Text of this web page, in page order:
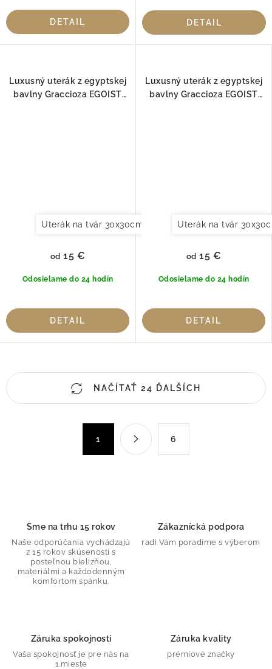
DETAIL DETAIL
Luxusný uterák z egyptskej
bavlny Graccioza EGOIST
Uterák na tvár 30x30cm Uterák pre hostí 30x50cm
Odosielame do 24 hodín
od 15 €
DETAIL
Luxusný uterák z egyptskej
bavlny Graccioza EGOIST
Uterák na tvár
Odosielame do 24 hodín
od 15 €
DETAIL
O
v
NAČÍTAŤ 24 ĎALŠÍCH
a
1 6
Sme na trhu 15 rokov
Naše odporúčania vychádzajú
z 15 rokov skúseností s
posteľnou bielizňou,
materiálmi a každodenným
komfortom spánku.
Zákaznícká podpora
radi Vám poradíme s výberom
Záruka spokojnosti
Vaša spokojnosť je pre nás na
1.mieste
Záruka kvality
prémiové značky